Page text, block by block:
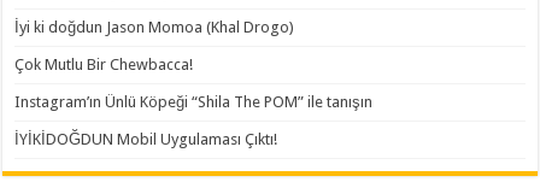
İyi ki doğdun Jason Momoa (Khal Drogo)
Çok Mutlu Bir Chewbacca!
Instagram’ın Ünlü Köpeği “Shila The POM” ile tanışın
İYİKİDOĞDUN Mobil Uygulaması Çıktı!